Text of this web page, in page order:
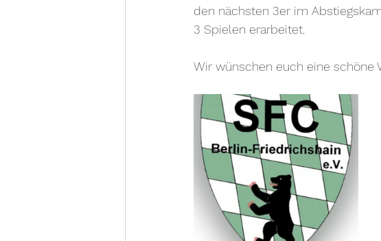
den nächsten 3er im
3 Spielen erarbeitet.
Wir wünschen euch eine schöne